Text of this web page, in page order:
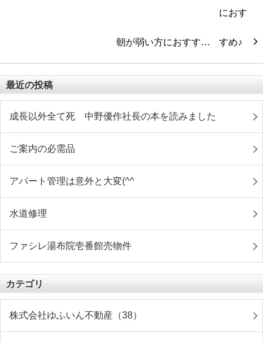
朝が弱い方におすす…
最近の投稿
成長以外全て死 中野優作社長の本を読みました
ご案内の必需品
アパート管理は意外と大変(^^ゞ
水道修理
ファシレ湯布院壱番館売物件
カテゴリ
株式会社ゆふいん不動産（38）